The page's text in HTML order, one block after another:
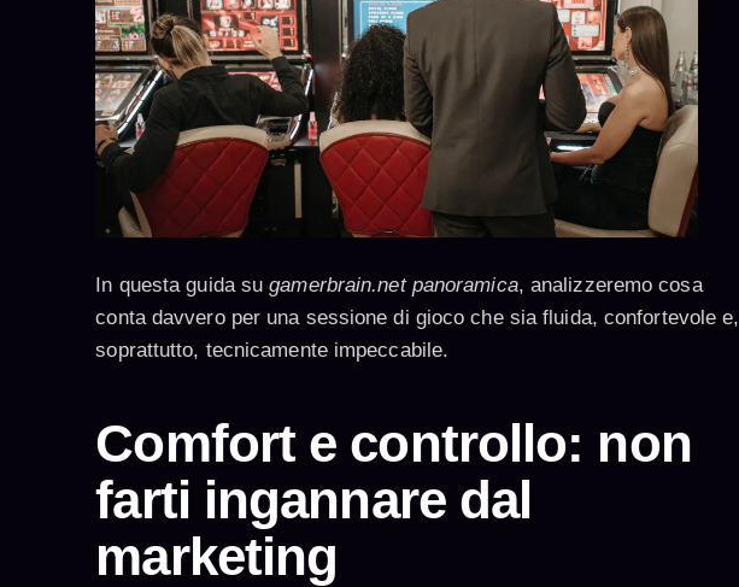
In questa guida sugamerbrain.net panoramica, analizzeremo cosa
conta davvero per una sessione di gioco che sia fluida, confortevole e,
soprattutto, tecnicamente impeccabile.
Comfort e controllo: non
farti ingannare dal
marketing